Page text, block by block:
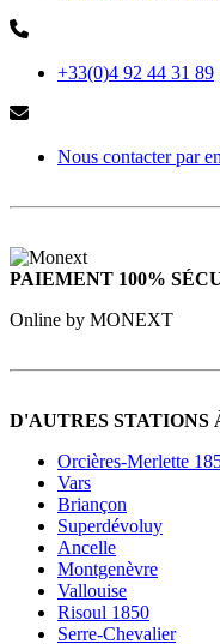
+33(0)4 92 44 31 89
Nous contacter par
PAIEMENT 100%
Online by MONEXT
D'AUTRES STATIONS
Orcières-Merlette
Vars
Briançon
Superdévoluy
Ancelle
Montgenèvre
Vallouise
Risoul 1850
Serre-Chevalier